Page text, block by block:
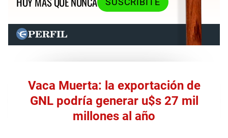
Vaca Muerta: la exportación de
GNL podría generar u$s 27 mil
millones al año